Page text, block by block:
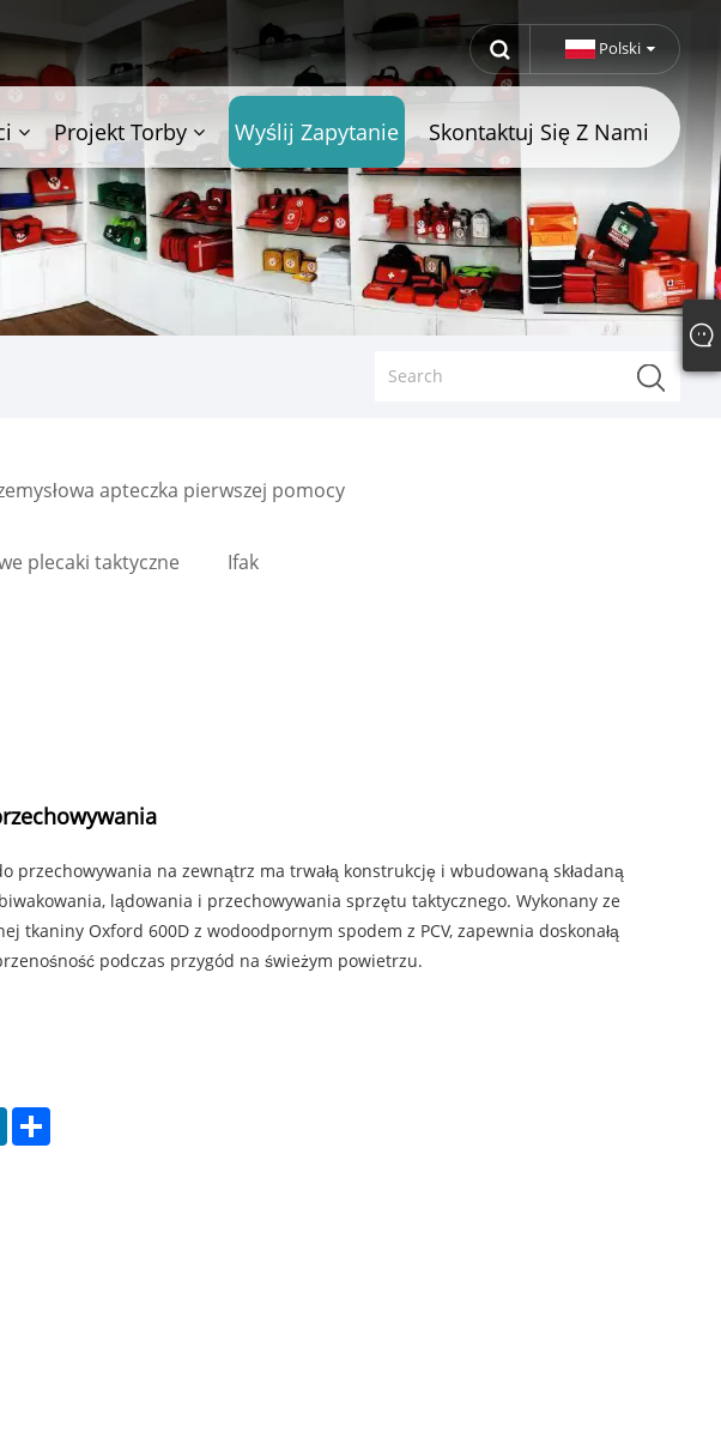
Polski
Projekt Torby Wyślij Zapytanie Skontaktuj Się Z Nami
apteczka pierwszej pomocy
plecaki taktyczne Ifak
przechowywania na zewnątrz ma trwałą konstrukcję i wbudowaną składaną
lądowania i przechowywania sprzętu taktycznego. Wykonany ze
tkaniny Oxford 600D z wodoodpornym spodem z PCV, zapewnia doskonałą
podczas przygód na świeżym powietrzu.
LinkedInShare